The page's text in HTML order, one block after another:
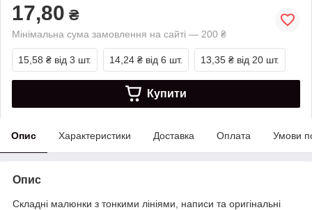
17,80 ₴
Мінімальна сума замовлення на сайті — 200 ₴
15,58 ₴ від 3 шт. 14,24 ₴ від 6 шт. 13,35 ₴ від 20 шт.
Купити
Опис Характеристики Доставка Оплата Умови
Опис
Складні малюнки з тонкими лініями, написи та оригінальні